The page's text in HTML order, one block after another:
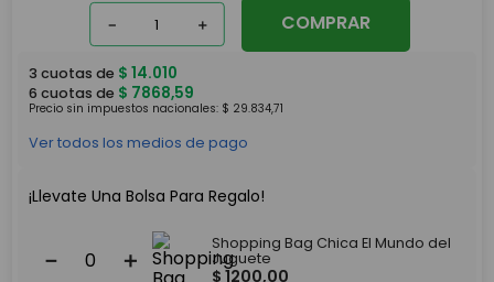
＋
－ COMPRAR
3 cuotas de $ 14.010
6 cuotas de $ 7868,59
Precio sin impuestos nacionales: $ 29.834,71
Ver todos los medios de pago
¡Llevate Una Bolsa Para Regalo!
＋
－
Shopping Bag Chica El Mundo del
Juguete
$ 1200,00